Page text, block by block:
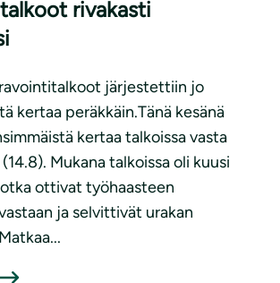
rivakasti
järjestettiin jo
kertaa peräkkäin.Tänä kesänä
kertaa talkoissa vasta
Mukana talkoissa oli kuusi
ottivat työhaasteen
ja selvittivät urakan